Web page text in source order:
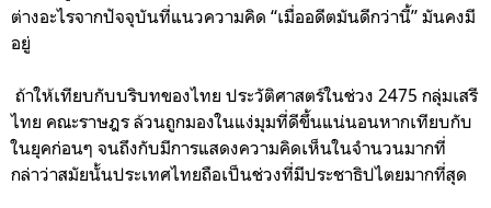
ต่างอะไรจากปัจจุบันที่แนวความคิด “เมื่ออดีตมันดีกว่านี้” มันคงมี
อยู่
ถ้าให้เทียบกับบริบทของไทย ประวัติศาสตร์ในช่วง 2475 กลุ่มเสรี
ไทย คณะราษฎร ล้วนถูกมองในแง่มุมที่ดีขึ้นแน่นอนหากเทียบกับ
ในยุคก่อนๆ จนถึงกับมีการแสดงความคิดเห็นในจำนวนมากที่
กล่าว่าสมัยนั้นประเทศไทยถือเป็นช่วงที่มีประชาธิปไตยมากที่สุด